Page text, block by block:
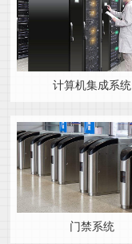
计算机集成系统
门禁系统